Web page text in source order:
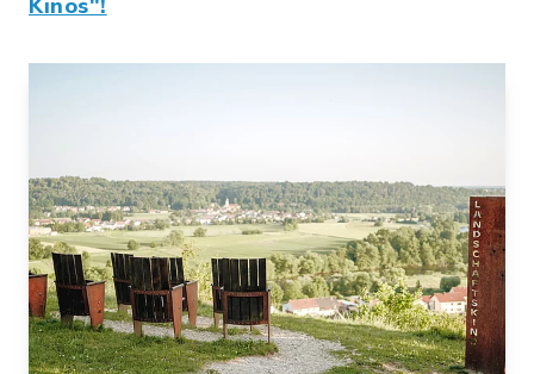
Kinos"!